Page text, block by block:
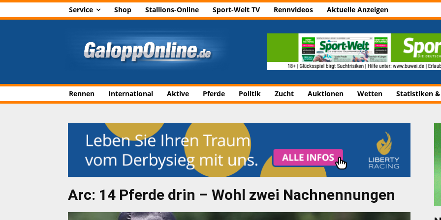
Service Shop Stallions-Online Sport-Welt TV Rennvideos Aktuelle Anzeigen
Rennen International Aktive Pferde Politik Zucht Auktionen Wetten Statistiken
Arc: 14 Pferde drin – Wohl zwei Nachnennungen